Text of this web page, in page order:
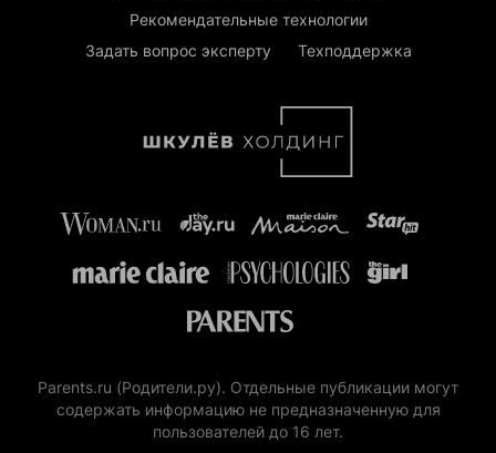
Рекомендательные технологии
Задать вопрос эксперту
Техподдержка
Parents.ru (Родители.ру). Отдельные публикации могут
содержать информацию не предназначенную для
пользователей до 16 лет.